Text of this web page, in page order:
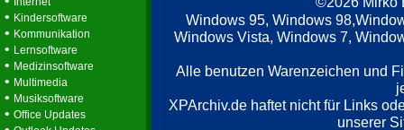
• Kindersoftware
• Kommunikation
• Lernsoftware
• Medizinsoftware
• Multimedia
• Musiksoftware
• Office Updates
Windows 95, Windows
Windows Vista, Windows 7,
Alle benutzen Warenzeichen und
XPArchiv.de haftet nicht für Links
unserer